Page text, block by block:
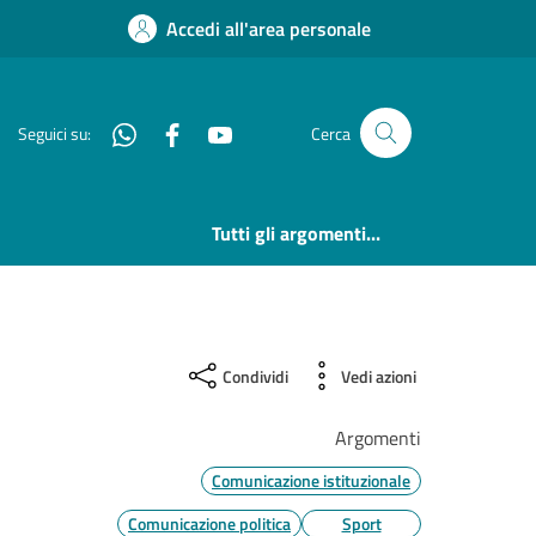
Accedi all'area personale
Seguici su: WhatsappFacebook Cerca
Tutti gli argomenti...
Condividi Vedi azioni
Argomenti
Comunicazione istituzionale
Comunicazione politica
Sport